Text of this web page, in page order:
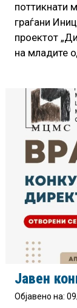
поттикнати
граѓани
проектот
на младите
Јавен
Објавено на: